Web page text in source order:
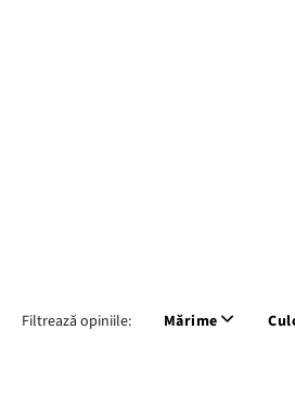
Filtrează opiniile: Mărime